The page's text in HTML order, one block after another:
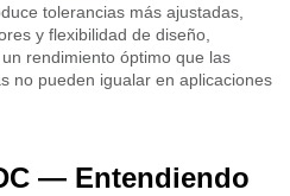
tolerancias más ajustadas,
y flexibilidad de diseño,
rendimiento óptimo que las
no pueden igualar en aplicaciones
— Entendiendo